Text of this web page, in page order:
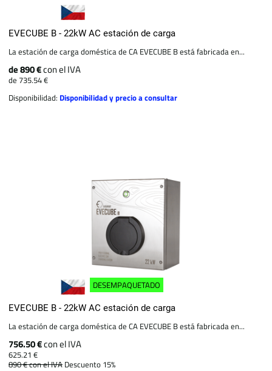
EVECUBE B - 22kW AC estación de carga
La estación de carga doméstica de CA EVECUBE B está fabricada en...
de 890 €con el IVA
de 735.54 €
Disponibilidad: Disponibilidad y precio a consultar
DESEMPAQUETADO
EVECUBE B - 22kW AC estación de carga
La estación de carga doméstica de CA EVECUBE B está fabricada en...
756.50 €con el IVA
625.21 €
890 €con el IVA Descuento 15%